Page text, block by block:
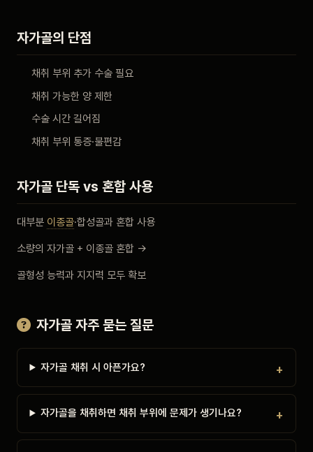
자가골의 단점
채취 부위 추가 수술 필요
채취 가능한 양 제한
수술 시간 길어짐
채취 부위 통증·불편감
자가골 단독 vs 혼합 사용
대부분 이종골·합성골과 혼합 사용
소량의 자가골 + 이종골 혼합 →
골형성 능력과 지지력 모두 확보
자가골 자주 묻는 질문
자가골 채취 시 아픈가요?
자가골을 채취하면 채취 부위에 문제가 생기나요?